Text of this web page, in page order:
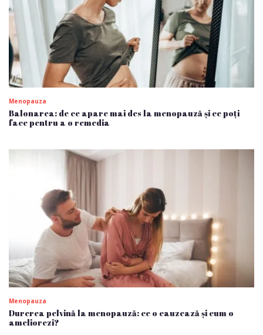
Menopauza
Balonarea: de ce apare mai des la menopauză și ce poți
face pentru a o remedia
Menopauza
Durerea pelvină la menopauză: ce o cauzează și cum o
ameliorezi?